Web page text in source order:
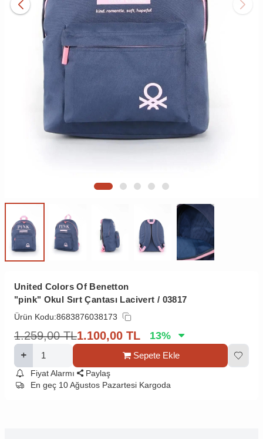
United Colors Of Benetton
"pink" Okul Sırt Çantası Lacivert / 03817
Ürün Kodu:8683876038173
1.259,00 TL1.100,00 TL 13%
Sepete Ekle
Fiyat Alarmı
Paylaş
En geç 10 Ağustos Pazartesi Kargoda